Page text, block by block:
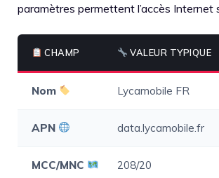
paramètres permettent l’accès Internet
CHAMP VALEUR TYPIQUE
Nom Lycamobile FR
APN data.lycamobile.fr
MCC/MNC 208/20